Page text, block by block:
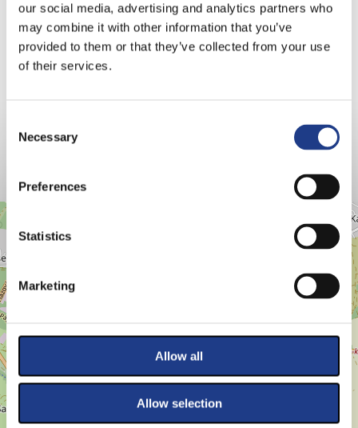
our social media, advertising and analytics partners who
may combine it with other information that you’ve
provided to them or that they’ve collected from your use
of their services.
Necessary
Preferences
Statistics
Marketing
Allow all
Allow selection
HELYSZÍNEK